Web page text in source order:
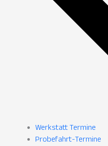
Werkstatt Termine
Probefahrt-Termine